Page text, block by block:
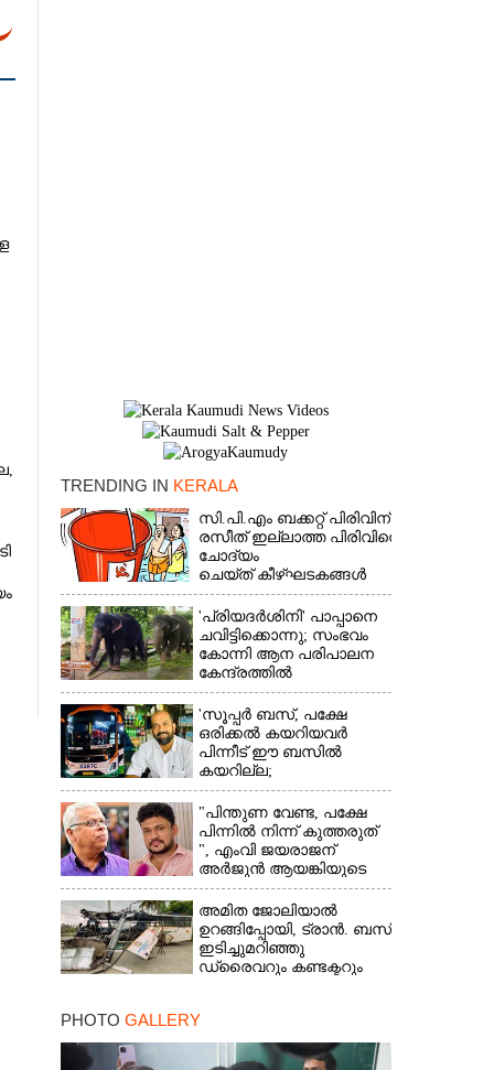
TRENDING IN KERALA
സി.പി.എം ബക്കറ്റ് പിരിവിന്:
രസീത് ഇല്ലാത്ത പിരിവിനെ
ചോദ്യം
ചെയ്ത് കീഴ്ഘടകങ്ങൾ
'പ്രിയദർശിനി' പാപ്പാനെ
ചവിട്ടിക്കൊന്നു; സംഭവം
കോന്നി ആന പരിപാലന
കേന്ദ്രത്തിൽ
'സൂപ്പർ ബസ്, പക്ഷേ
ഒരിക്കൽ കയറിയവർ
പിന്നീട് ഈ ബസിൽ
കയറില്ല;
കെഎസ്ആർടിസിക്ക്
നഷ്ടം അരലക്ഷം
രൂപയോളം'
"പിന്തുണ വേണ്ട,​ പക്ഷേ
പിന്നിൽ നിന്ന് കുത്തരുത്
", എംവി ജയരാജന്
അർജുൻ ആയങ്കിയുടെ
മറുപടി
അമിത ജോലിയാൽ
ഉറങ്ങിപ്പോയി, ട്രാൻ. ബസ്
ഇടിച്ചുമറിഞ്ഞു
ഡ്രൈവറും കണ്ടക്ടറും
ദേശീയപാതയിൽ 20
പേർക്ക് പരിക്ക്, നാലു
പേരുടെ നില ഗുരുതരം
PHOTO GALLERY
×